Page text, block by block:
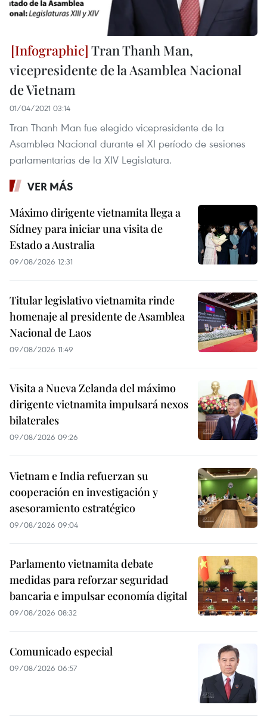
Tran Thanh Man,
vicepresidente de la Asamblea Nacional
de Vietnam
01/04/2021 03:14
Tran Thanh Man fue elegido vicepresidente de la
Asamblea Nacional durante el XI período de sesiones
parlamentarias de la XIV Legislatura.
VER MÁS
Máximo dirigente vietnamita llega a
Sídney para iniciar una visita de
Estado a Australia
09/08/2026 12:31
Titular legislativo vietnamita rinde
homenaje al presidente de Asamblea
Nacional de Laos
09/08/2026 11:49
Visita a Nueva Zelanda del máximo
dirigente vietnamita impulsará nexos
bilaterales
09/08/2026 09:26
Vietnam e India refuerzan su
cooperación en investigación y
asesoramiento estratégico
09/08/2026 09:04
Parlamento vietnamita debate
medidas para reforzar seguridad
bancaria e impulsar economía digital
09/08/2026 08:32
Comunicado especial
09/08/2026 06:57